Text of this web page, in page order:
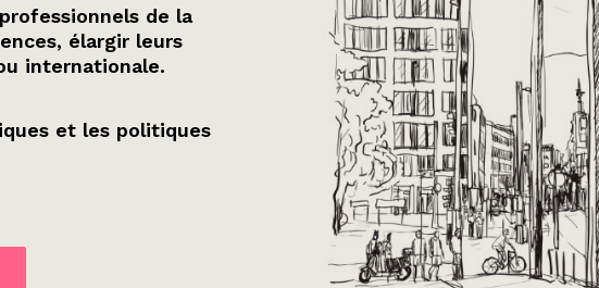
de la
élargir leurs
internationale.
et les politiques